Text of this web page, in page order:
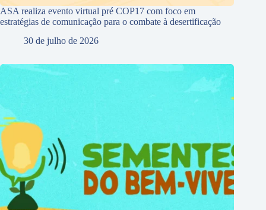
ASA realiza evento virtual pré COP17 com foco em
estratégias de comunicação para o combate à desertificação
30 de julho de 2026